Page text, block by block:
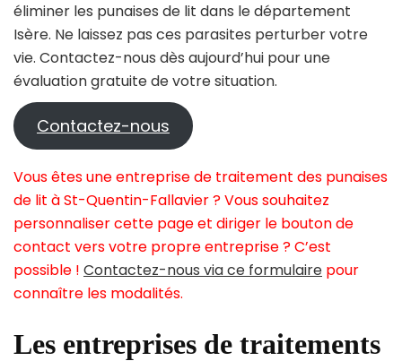
éliminer les punaises de lit dans le département
Isère. Ne laissez pas ces parasites perturber votre
vie. Contactez-nous dès aujourd’hui pour une
évaluation gratuite de votre situation.
Contactez-nous
Vous êtes une entreprise de traitement des punaises
de lit à St-Quentin-Fallavier ? Vous souhaitez
personnaliser cette page et diriger le bouton de
contact vers votre propre entreprise ? C’est
possible ! Contactez-nous via ce formulaire pour
connaître les modalités.
Les entreprises de traitements